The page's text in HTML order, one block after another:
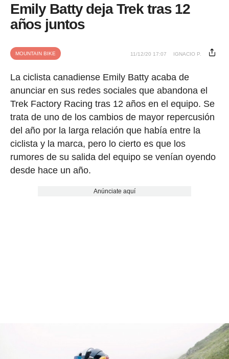
Emily Batty deja Trek tras 12
años juntos
MOUNTAIN BIKE 11/12/20 17:07 IGNACIO P.
La ciclista canadiense Emily Batty acaba de
anunciar en sus redes sociales que abandona el
Trek Factory Racing tras 12 años en el equipo. Se
trata de uno de los cambios de mayor repercusión
del año por la larga relación que había entre la
ciclista y la marca, pero lo cierto es que los
rumores de su salida del equipo se venían oyendo
desde hace un año.
Anúnciate aquí